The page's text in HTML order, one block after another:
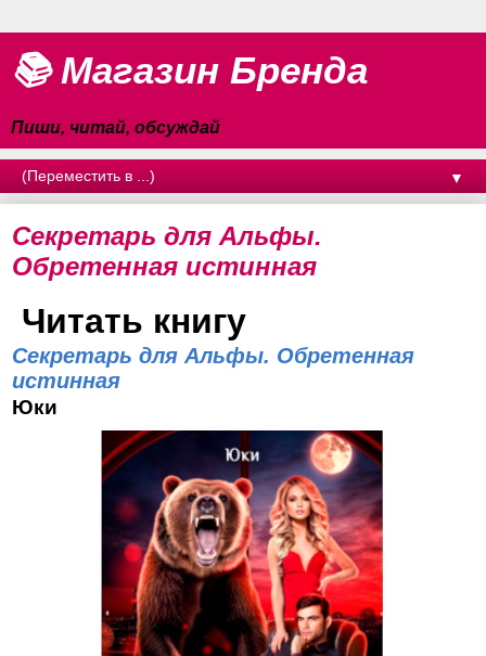
📚 Магазин Бренда
Пиши, читай, обсуждай
▼
Секретарь для Альфы.
Обретенная истинная
Читать книгу
Секретарь для Альфы. Обретенная
истинная
Юки